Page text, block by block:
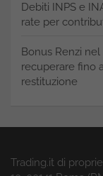
Debiti INPS e
rate per
Bonus Renzi
recuperare fino
restituzione
Trading.it di